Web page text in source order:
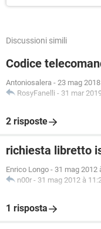
Discussioni simili
Codice
Antoniosalera - 23 mag
RosyFanelli - 31 mar
2 risposte
richiesta libretto
Enrico Longo - 31 mag 2012
n00r - 31 mag 2012 à
1 risposta